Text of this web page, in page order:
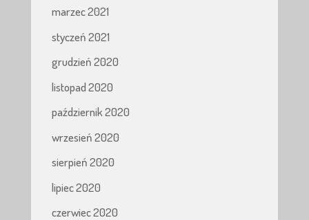
marzec 2021
styczeń 2021
grudzień 2020
listopad 2020
październik 2020
wrzesień 2020
sierpień 2020
lipiec 2020
czerwiec 2020